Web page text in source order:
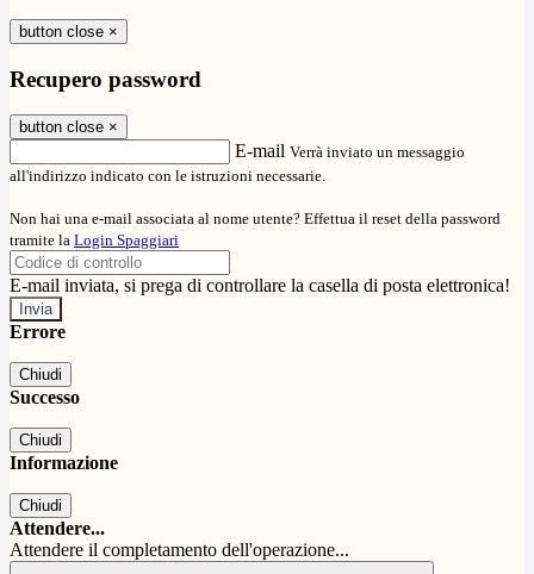
button close ×
Recupero password
button close ×
E-mail Verrà inviato un messaggio
all'indirizzo indicato con le istruzioni necessarie.
Non hai una e-mail associata al nome utente? Effettua il reset della password
tramite la Login Spaggiari
E-mail inviata, si prega di controllare la casella di posta elettronica!
Errore
Chiudi
Successo
Chiudi
Informazione
Chiudi
Attendere...
Attendere il completamento dell'operazione...